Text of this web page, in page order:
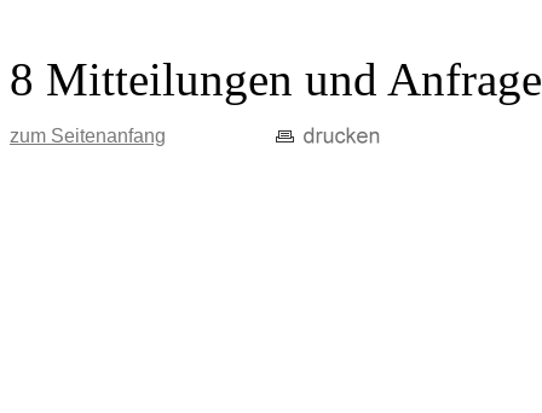
8 Mitteilungen und
zum Seitenanfang